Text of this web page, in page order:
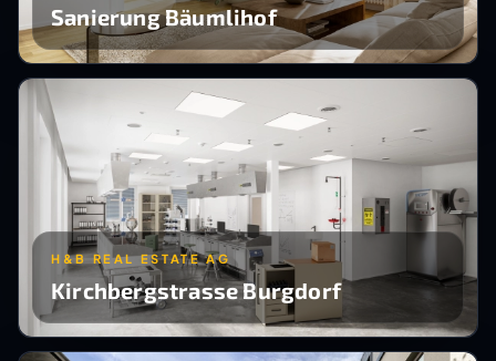
Sanierung Bäumlihof
H&B REAL ESTATE AG
Kirchbergstrasse Burgdorf